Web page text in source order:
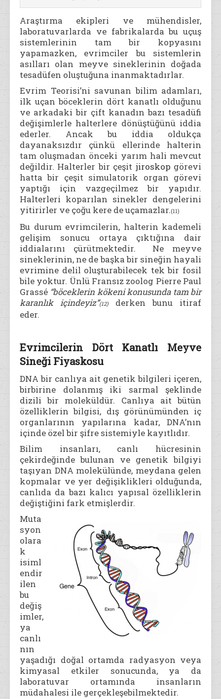
Araştırma ekipleri ve mühendisler,
laboratuvarlarda ve fabrikalarda bu uçuş
sistemlerinin tam bir kopyasını
yapamazken, evrimciler bu sistemlerin
asılları olan meyve sineklerinin doğada
tesadüfen oluştuğuna inanmaktadırlar.
Evrim Teorisi’ni savunan bilim adamları,
ilk uçan böceklerin dört kanatlı olduğunu
ve arkadaki bir çift kanadın bazı tesadüfi
değişimlerle halterlere dönüştüğünü iddia
ederler. Ancak bu iddia oldukça
dayanaksızdır çünkü ellerinde halterin
tam oluşmadan önceki yarım hali mevcut
değildir. Halterler bir çeşit jiroskop görevi
hatta bir çeşit simulatorik organ görevi
yaptığı için vazgeçilmez bir yapıdır.
Halterleri koparılan sinekler dengelerini
yitirirler ve çoğu kere de uçamazlar.(11)
Bu durum evrimcilerin, halterin kademeli
gelişim sonucu ortaya çıktığına dair
iddialarını çürütmektedir. Ne meyve
sineklerinin, ne de başka bir sineğin hayali
evrimine delil oluşturabilecek tek bir fosil
bile yoktur. Ünlü Fransız zoolog Pierre Paul
Grassé “böceklerin kökeni konusunda tam bir
karanlık içindeyiz”(12)
derken bunu itiraf
eder.
Evrimcilerin Dört Kanatlı Meyve
Sineği Fiyaskosu
DNA bir canlıya ait genetik bilgileri içeren,
birbirine dolanmış iki sarmal şeklinde
dizili bir moleküldür. Canlıya ait bütün
özelliklerin bilgisi, dış görünümünden iç
organlarının yapılarına kadar, DNA’nın
içinde özel bir şifre sistemiyle kayıtlıdır.
Bilim insanları, canlı hücresinin
çekirdeğinde bulunan ve genetik bilgiyi
taşıyan DNA molekülünde, meydana gelen
kopmalar ve yer değişiklikleri olduğunda,
canlıda da bazı kalıcı yapısal özelliklerin
değiştiğini fark etmişlerdir.
Muta
syon
olara
k
isiml
endir
ilen
bu
değiş
imler,
ya
canlı
nın
yaşadığı doğal ortamda radyasyon veya
kimyasal etkiler sonucunda, ya da
laboratuvar ortamında insanların
müdahalesi ile gerçekleşebilmektedir.